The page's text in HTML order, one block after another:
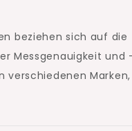
beziehen sich auf die
Messgenauigkeit und
verschiedenen Marken,